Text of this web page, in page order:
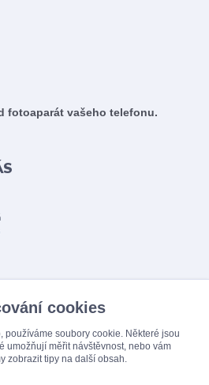
fotoaparát vašeho telefonu.
cookies
používáme soubory cookie. Některé jsou
umožňují měřit návštěvnost, nebo vám
zobrazit tipy na další obsah.